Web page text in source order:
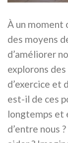
À un moment
des moyens
d’améliorer
explorons
d’exercice et
est-il de ces
longtemps et
d’entre nous